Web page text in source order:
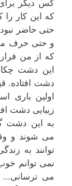
کس دیگر برای
که این کار را
حتی حاضر نبود
و حتی حرف من
که از من فرار
این دشت چکار
دشت افتاده. قبلا
اولین باری
زیبایی دشت
به این دشت
می شوند و
توانند به
نمی توانم خوب
می ترسانی...